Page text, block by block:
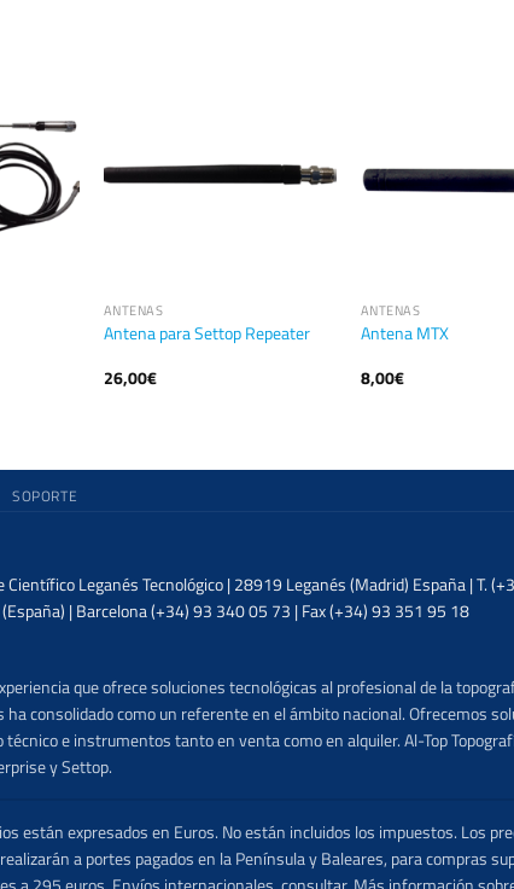
ANTENAS
Antena para Settop Repeater
26,00€
ANTENAS
Antena MTX
8,00€
SOPORTE
Científico Leganés Tecnológico | 28919 Leganés (Madrid) España | T.
| Barcelona (+34) 93 340 05 73 | Fax (+34) 93 351 95 18
que ofrece soluciones tecnológicas al profesional de la
consolidado como un referente en el ámbito nacional. Ofrecemos
e instrumentos tanto en venta como en alquiler. Al-Top
y Settop.
están expresados en Euros. No están incluidos los impuestos. Los
a portes pagados en la Península y Baleares, para compras